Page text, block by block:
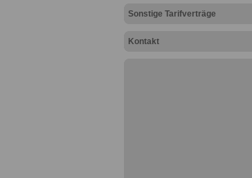
Sonstige Tarifverträge
Kontakt